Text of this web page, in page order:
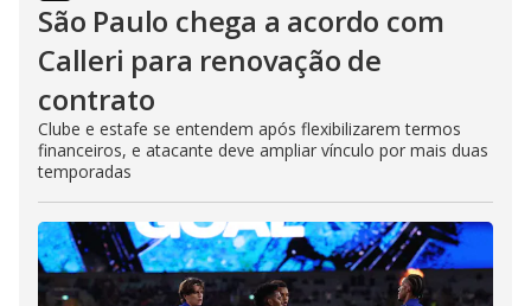
São Paulo chega a acordo com
Calleri para renovação de
contrato
Clube e estafe se entendem após flexibilizarem termos
financeiros, e atacante deve ampliar vínculo por mais duas
temporadas